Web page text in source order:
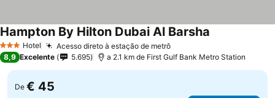
3 EstrelasHotel Acesso direto à estação de metrô
Hampton By Hilton Dubai Al Barsha
8,9 Excelente 5.695 a 2.1 km de First Gulf Bank Metro Station
De € 45